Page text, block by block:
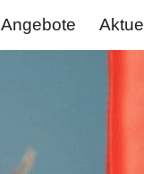
Skip to navigation
Angebote Aktuell